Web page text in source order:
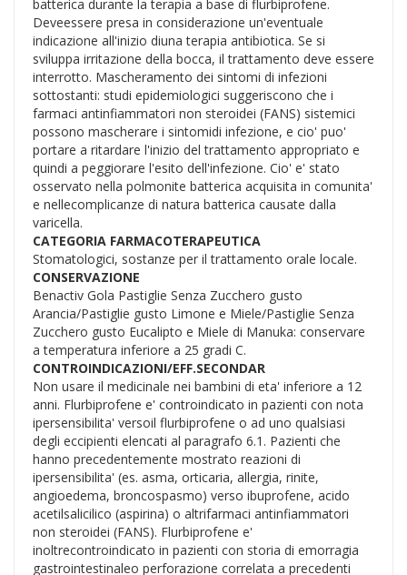
batterica durante la terapia a base di flurbiprofene.
Deveessere presa in considerazione un'eventuale
indicazione all'inizio diuna terapia antibiotica. Se si
sviluppa irritazione della bocca, il trattamento deve essere
interrotto. Mascheramento dei sintomi di infezioni
sottostanti: studi epidemiologici suggeriscono che i
farmaci antinfiammatori non steroidei (FANS) sistemici
possono mascherare i sintomidi infezione, e cio' puo'
portare a ritardare l'inizio del trattamento appropriato e
quindi a peggiorare l'esito dell'infezione. Cio' e' stato
osservato nella polmonite batterica acquisita in comunita'
e nellecomplicanze di natura batterica causate dalla
varicella.
CATEGORIA FARMACOTERAPEUTICA
Stomatologici, sostanze per il trattamento orale locale.
CONSERVAZIONE
Benactiv Gola Pastiglie Senza Zucchero gusto
Arancia/Pastiglie gusto Limone e Miele/Pastiglie Senza
Zucchero gusto Eucalipto e Miele di Manuka: conservare
a temperatura inferiore a 25 gradi C.
CONTROINDICAZIONI/EFF.SECONDAR
Non usare il medicinale nei bambini di eta' inferiore a 12
anni. Flurbiprofene e' controindicato in pazienti con nota
ipersensibilita' versoil flurbiprofene o ad uno qualsiasi
degli eccipienti elencati al paragrafo 6.1. Pazienti che
hanno precedentemente mostrato reazioni di
ipersensibilita' (es. asma, orticaria, allergia, rinite,
angioedema, broncospasmo) verso ibuprofene, acido
acetilsalicilico (aspirina) o altrifarmaci antinfiammatori
non steroidei (FANS). Flurbiprofene e'
inoltrecontroindicato in pazienti con storia di emorragia
gastrointestinaleo perforazione correlata a precedenti